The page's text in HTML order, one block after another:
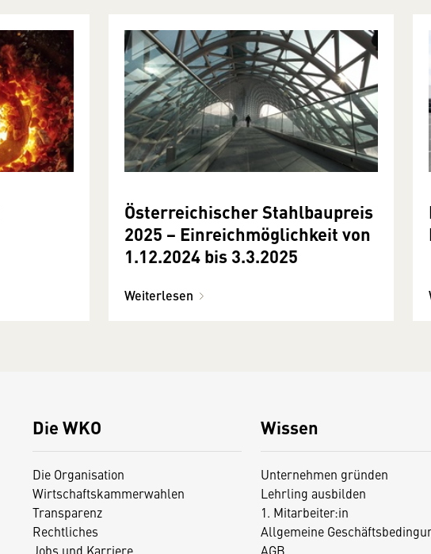
Österreichischer Stahlbaupreis
2025 − Einreichmöglichkeit von
1.12.2024 bis 3.3.2025
Weiterlesen
Die WKO
Die Organisation
Wirtschaftskammerwahlen
Transparenz
Rechtliches
Jobs und Karriere
Wissen
Unternehmen gründen
Lehrling ausbilden
1. Mitarbeiter:in
Allgemeine
AGB